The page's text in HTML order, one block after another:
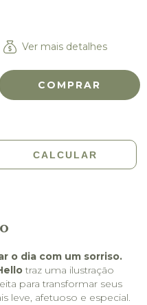
Ver mais detalhes
CALCULAR
o dia com um sorriso.
traz uma ilustração
para transformar seus
leve, afetuoso e especial.